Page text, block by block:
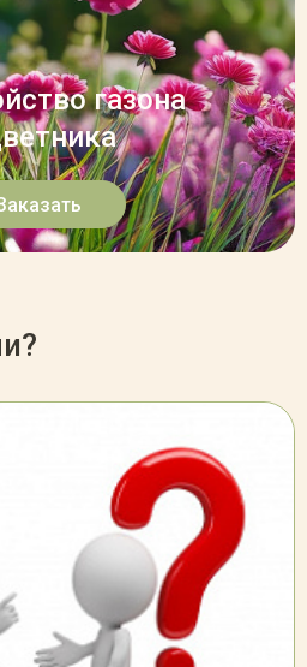
газона